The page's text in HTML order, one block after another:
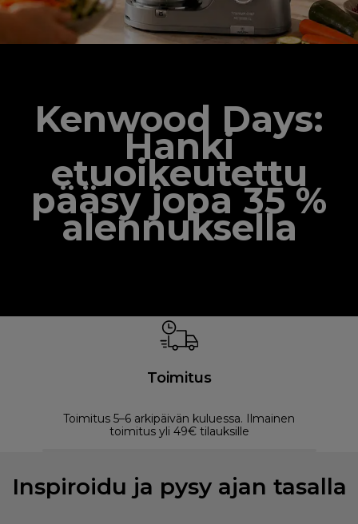
Kenwood Days:
Hanki
etuoikeutettu
pääsy jopa 35 %
alennuksella
Toimitus
Toimitus 5–6 arkipäivän kuluessa. Ilmainen
toimitus yli 49€ tilauksille
Inspiroidu ja pysy ajan tasalla